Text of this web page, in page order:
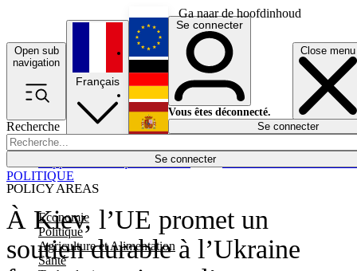
Ga naar de hoofdinhoud
Open sub
navigation
Close menu
Recherche
Se connecter
POLICY AREAS
Economie
Politique
Agriculture et Alimentation
Santé
Économie
Français
English
Deutsch
Español
Se connecter
Vous êtes déconnecté.
Se connecter
À Kiev, l’UE promet un
soutien durable à l’Ukraine
POLITIQUE